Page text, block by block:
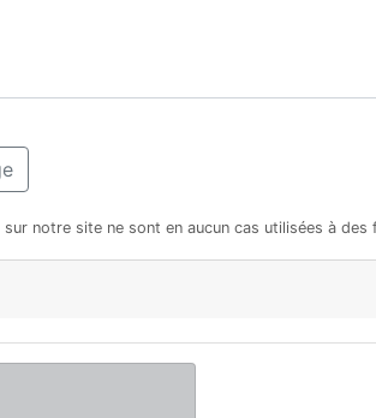
notre site ne sont en aucun cas utilisées à